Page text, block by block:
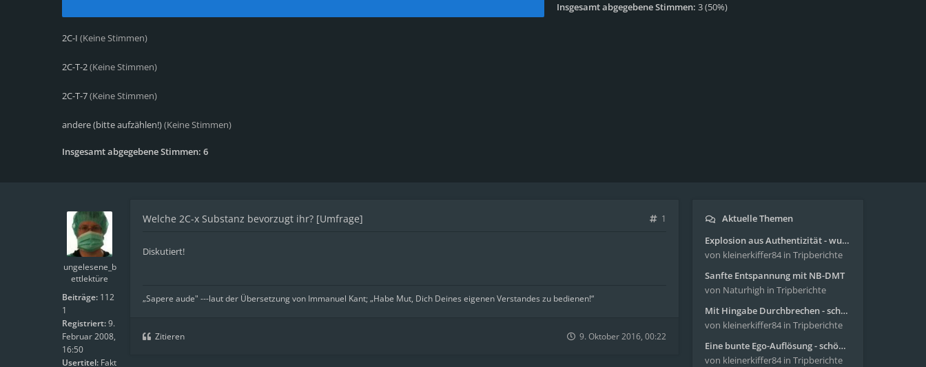
Insgesamt abgegebene Stimmen: 3(50%)
2C-I (Keine Stimmen)
2C-T-2(Keine Stimmen)
2C-T-7(Keine Stimmen)
andere (bitte aufzählen!)(Keine Stimmen)
Insgesamt abgegebene Stimmen: 6
ungelesene_b
ettlektüre
Beiträge: 112
1
Registriert:9.
Februar 2008,
16:50
Usertitel: Fakt
Welche 2C-x Substanz bevorzugt ihr? [Umfrage] 1
Diskutiert!
„Sapere aude" ---laut der Übersetzung von Immanuel Kant; „Habe Mut, Dich Deines eigenen Verstandes zu bedienen!“
Zitieren 9. Oktober 2016, 00:22
Aktuelle Themen
Explosion aus Authentizität - wunderbare Reise mit 4g Pilze
von kleinerkiffer84 in Tripberichte
Sanfte Entspannung mit NB-DMT
von Naturhigh in Tripberichte
Mit Hingabe Durchbrechen - schöne Reise mit 4g Pilze
von kleinerkiffer84 in Tripberichte
Eine bunte Ego-Auflösung - schöne Reise mit 4-AcO-DMT
von kleinerkiffer84 in Tripberichte